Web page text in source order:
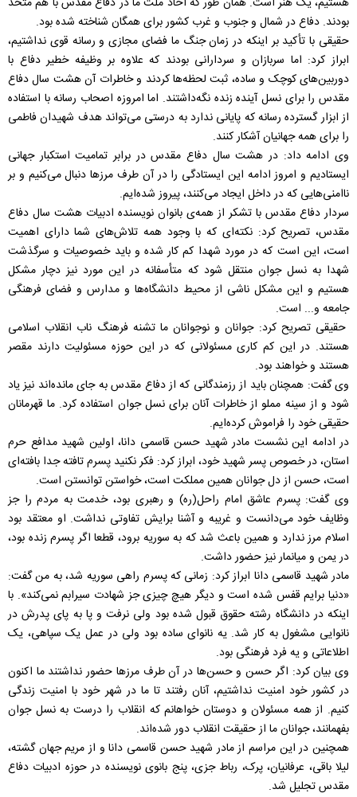
بودند. دفاع در شمال و جنوب و غرب کشور برای همگان شناخته شده بود.
حقیقی با تأکید بر اینکه در زمان جنگ ما فضای مجازی و رسانه قوی نداشتیم،
ابراز کرد: اما سربازان و سردارانی بودند که علاوه بر وظیفه خطیر دفاع با
دوربین‌های کوچک و ساده، ثبت لحظه‌ها کردند و خاطرات آن هشت سال دفاع
مقدس را برای نسل آینده زنده نگه‌داشتند. اما امروزه اصحاب رسانه با استفاده
از ابزار گسترده‌ رسانه که پایانی ندارد به درستی می‌تواند هدف شهیدان فاطمی
را برای همه جهانیان آشکار کنند.
وی ادامه داد: در هشت سال دفاع مقدس در برابر تمامیت استکبار جهانی
ایستادیم و امروز ادامه این ایستادگی را در آن طرف مرزها دنبال می‌کنیم و بر
ناامنی‌هایی که در داخل ایجاد می‌کنند، پیروز شده‌ایم.
سردار دفاع مقدس با تشکر از همه‌ی بانوان نویسنده ادبیات هشت سال دفاع
مقدس، تصریح کرد: نکته‌ای که با وجود همه تلاش‌های شما دارای اهمیت
است، این است که در مورد شهدا کم کار شده و باید خصوصیات و سرگذشت
شهدا به نسل جوان منتقل شود که متأسفانه در این مورد نیز دچار مشکل
هستیم و این مشکل ناشی از محیط دانشگاه‌ها و مدارس و فضای فرهنگی
جامعه و... است.
حقیقی تصریح کرد: جوانان و نوجوانان ما تشنه فرهنگ ناب انقلاب اسلامی
هستند. در این کم کاری مسئولانی که در این حوزه مسئولیت دارند مقصر
هستند و خواهند بود.
وی گفت: همچنان باید از رزمندگانی که از دفاع مقدس به جای مانده‌اند نیز یاد
شود و از سینه مملو از خاطرات آنان برای نسل جوان استفاده کرد. ما قهرمانان
حقیقی خود را فراموش کرده‌ایم.
در ادامه این نشست مادر شهید حسن قاسمی دانا، اولین شهید مدافع حرم
استان، در خصوص پسر شهید خود، ابراز کرد: فکر نکنید پسرم تافته جدا بافته‌ای
است، حسن از دل جوانان همین مملکت است، خواستن توانستن است.
وی گفت: پسرم عاشق امام راحل(ره) و رهبری بود، خدمت به مردم را جز
وظایف خود می‌دانست و غریبه و آشنا برایش تفاوتی نداشت. او معتقد بود
اسلام مرز ندارد و همین باعث شد که به سوریه برود، قطعا اگر پسرم زنده بود،
در یمن و میانمار نیز حضور داشت.
مادر شهید قاسمی دانا ابراز کرد: زمانی که پسرم راهی سوریه شد، به من گفت:
«دنیا برایم قفس شده است و دیگر هیچ چیزی جز شهادت سیرابم نمی‌کند». با
اینکه در دانشگاه رشته حقوق قبول شده بود ولی نرفت و پا به پای پدرش در
نانوایی مشغول به کار شد. یه نانوای ساده بود ولی در عمل یک سپاهی، یک
اطلاعاتی و یه فرد فرهنگی بود.
وی بیان کرد: اگر حسن و حسن‌ها در آن طرف مرزها حضور نداشتند ما اکنون
در کشور خود امنیت نداشتیم، آنان رفتند تا ما در شهر خود با امنیت زندگی
کنیم. از همه‌ مسئولان و دوستان خواهانم که انقلاب را درست به نسل جوان
بفهمانند، جوانان ما از حقیقت انقلاب دور شده‌اند.
همچنین در این مراسم از مادر شهید حسن قاسمی دانا و از مریم جهان گشته،
لیلا باقی، عرفانیان، پرک، رباط جزی، پنج بانوی نویسنده در حوزه ادبیات دفاع
مقدس تجلیل شد.